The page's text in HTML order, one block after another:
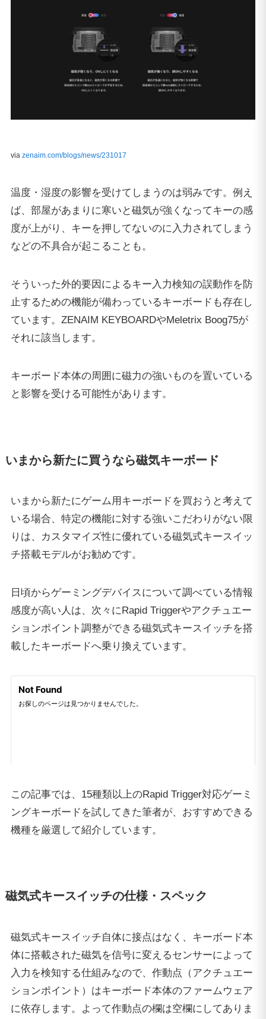
via zenaim.com/blogs/news/231017
温度・湿度の影響を受けてしまうのは弱みです。例え
ば、部屋があまりに寒いと磁気が強くなってキーの感
度が上がり、キーを押してないのに入力されてしまう
などの不具合が起こることも。
そういった外的要因によるキー入力検知の誤動作を防
止するための機能が備わっているキーボードも存在し
ています。ZENAIM KEYBOARDやMeletrix Boog75が
それに該当します。
キーボード本体の周囲に磁力の強いものを置いている
と影響を受ける可能性があります。
いまから新たに買うなら磁気キーボード
いまから新たにゲーム用キーボードを買おうと考えて
いる場合、特定の機能に対する強いこだわりがない限
りは、カスタマイズ性に優れている磁気式キースイッ
チ搭載モデルがお勧めです。
日頃からゲーミングデバイスについて調べている情報
感度が高い人は、次々にRapid Triggerやアクチュエー
ションポイント調整ができる磁気式キースイッチを搭
載したキーボードへ乗り換えています。
この記事では、15種類以上のRapid Trigger対応ゲーミ
ングキーボードを試してきた筆者が、おすすめできる
機種を厳選して紹介しています。
磁気式キースイッチの仕様・スペック
磁気式キースイッチ自体に接点はなく、キーボード本
体に搭載された磁気を信号に変えるセンサーによって
入力を検知する仕組みなので、作動点（アクチュエー
ションポイント）はキーボード本体のファームウェア
に依存します。よって作動点の欄は空欄にしてありま